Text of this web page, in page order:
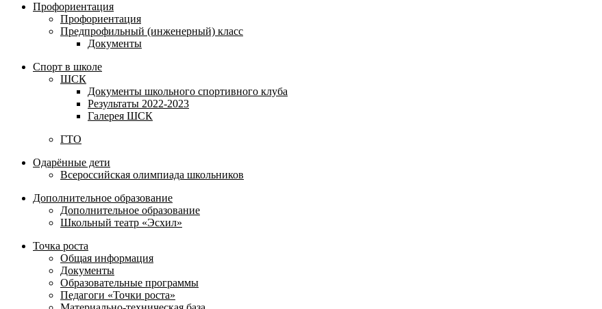
Профориентация
Профориентация
Предпрофильный (инженерный) класс
Документы
Спорт в школе
ШСК
Документы школьного спортивного клуба
Результаты 2022-2023
Галерея ШСК
ГТО
Одарённые дети
Всероссийская олимпиада школьников
Дополнительное образование
Дополнительное образование
Школьный театр «Эсхил»
Точка роста
Общая информация
Документы
Образовательные программы
Педагоги «Точки роста»